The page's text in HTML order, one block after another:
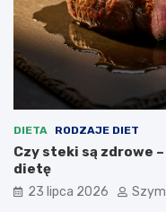
DIETA RODZAJE DIET
Czy steki są zdrowe
dietę
23 lipca 2026